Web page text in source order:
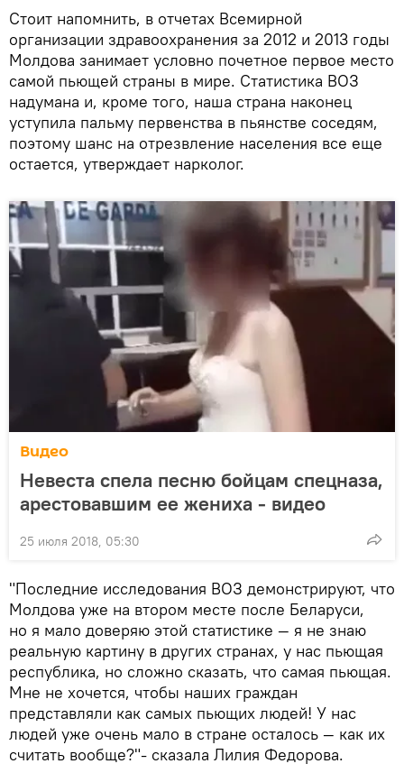
Стоит напомнить, в отчетах Всемирной
организации здравоохранения за 2012 и 2013 годы
Молдова занимает условно почетное первое место
самой пьющей страны в мире. Статистика ВОЗ
надумана и, кроме того, наша страна наконец
уступила пальму первенства в пьянстве соседям,
поэтому шанс на отрезвление населения все еще
остается, утверждает нарколог.
Видео
Невеста спела песню бойцам спецназа,
арестовавшим ее жениха - видео
25 июля 2018, 05:30
"Последние исследования ВОЗ демонстрируют, что
Молдова уже на втором месте после Беларуси,
но я мало доверяю этой статистике — я не знаю
реальную картину в других странах, у нас пьющая
республика, но сложно сказать, что самая пьющая.
Мне не хочется, чтобы наших граждан
представляли как самых пьющих людей! У нас
людей уже очень мало в стране осталось — как их
считать вообще?"- сказала Лилия Федорова.